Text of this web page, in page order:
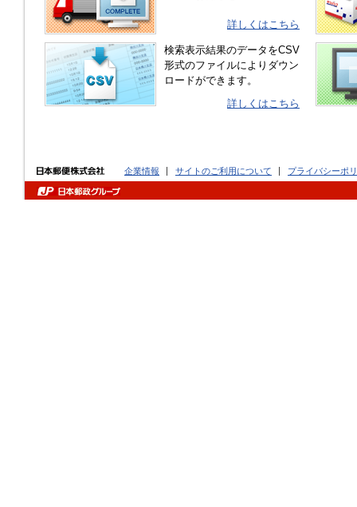
詳しくはこちら
検索表示結果のデータをCSV
形式のファイルによりダウン
ロードができます。
詳しくはこちら
企業情報 サイトのご利用について プライバシーポ